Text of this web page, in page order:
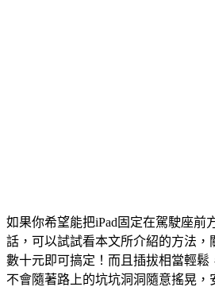
如果你希望能把iPad固定在駕駛座前
話，可以試試看本文所介紹的方法，
數十元即可搞定！而且插拔相當輕鬆
不會隨著路上的坑坑洞洞隨意搖晃，